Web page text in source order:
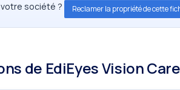
société ? Reclamer la propriété de cette
de EdiEyes Vision Care